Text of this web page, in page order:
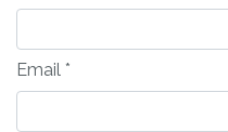
Email *